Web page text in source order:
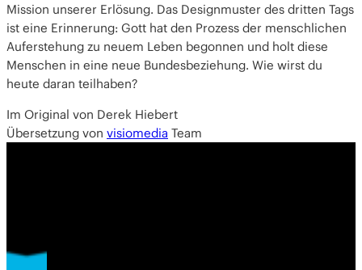
Mission unserer Erlösung. Das Designmuster des dritten Tags
ist eine Erinnerung: Gott hat den Prozess der menschlichen
Auferstehung zu neuem Leben begonnen und holt diese
Menschen in eine neue Bundesbeziehung. Wie wirst du
heute daran teilhaben?
Im Original von Derek Hiebert
Übersetzung von visiomedia Team